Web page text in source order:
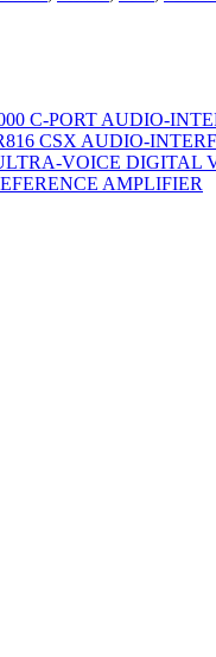
C-PORT AUDIO-
CSX AUDIO-
VOICE DIGITAL
AMPLIFIER